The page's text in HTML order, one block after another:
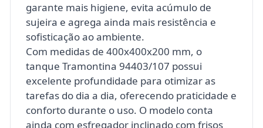
garante mais higiene, evita acúmulo de
sujeira e agrega ainda mais resistência e
sofisticação ao ambiente.
Com medidas de 400x400x200 mm, o
tanque Tramontina 94403/107 possui
excelente profundidade para otimizar as
tarefas do dia a dia, oferecendo praticidade e
conforto durante o uso. O modelo conta
ainda com esfregador inclinado com frisos